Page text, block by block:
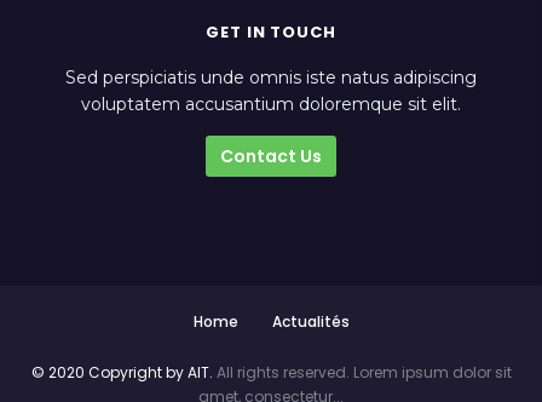
GET IN TOUCH
Sed perspiciatis unde omnis iste natus adipiscing
voluptatem accusantium doloremque sit elit.
Contact Us
Home Actualités
© 2020 Copyright by AIT. All rights reserved. Lorem ipsum dolor sit
amet, consectetur...